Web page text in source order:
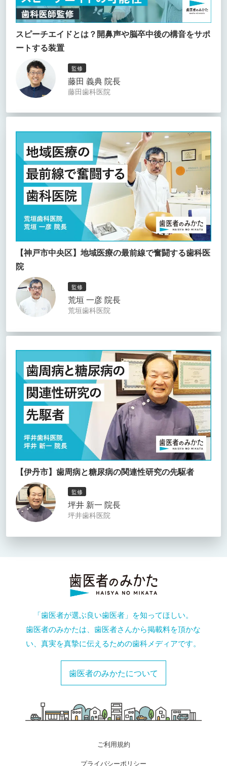
スピーチエイドとは？開鼻声や脳卒中後の構音をサポ
ートする装置
監修
藤田 義典 院長
藤田歯科医院
【神戸市中央区】地域医療の最前線で奮闘する歯科医
院
監修
荒垣 一彦 院長
荒垣歯科医院
【伊丹市】歯周病と糖尿病の関連性研究の先駆者
監修
坪井 新一 院長
坪井歯科医院
「歯医者が選ぶ良い歯医者」を知ってほしい。
歯医者のみかたは、歯医者さんから掲載料を頂かな
い、真実を真摯に伝えるための歯科メディアです。
歯医者のみかたについて
ご利用規約
プライバシーポリシー